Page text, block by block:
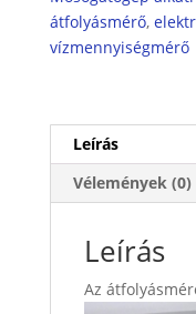
átfolyásmérő
SMS/SMI
mennyiség
átfolyásmérő,
vízmennyiségmérő
Leírás
Vélemények (0)
Leírás
Az